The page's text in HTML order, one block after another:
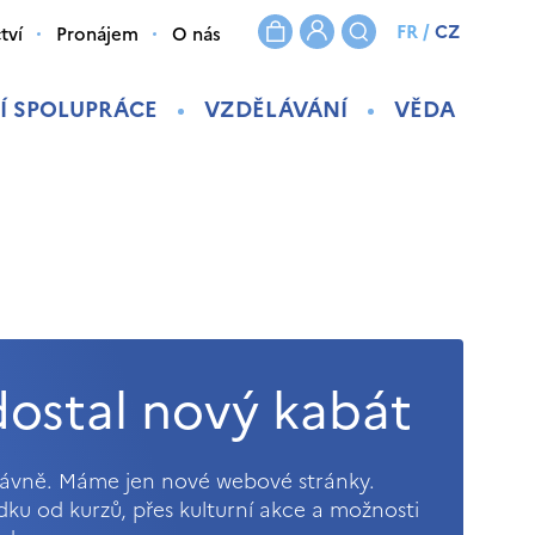
SPOLUPRÁCE VZDĚLÁVÁNÍ VĚDA
Pronájem O nás FR/CZ
nový kabát
Máme jen nové webové stránky.
od kurzů, přes kulturní akce a možnosti